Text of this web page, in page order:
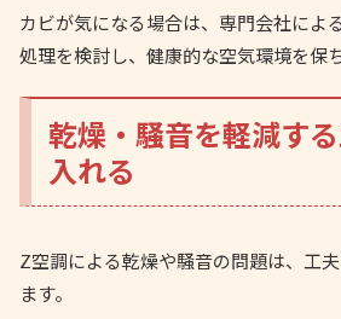
カビが気になる場合は、専門会社によ
処理を検討し、健康的な空気環境を保
乾燥・騒音を軽減す
入れる
Z空調による乾燥や騒音の問題は、工
ます。